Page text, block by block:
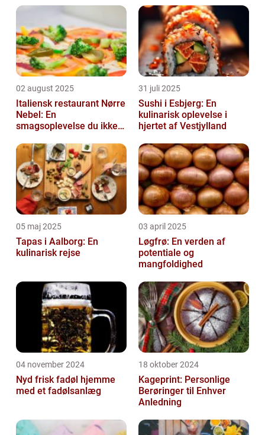
02 august 2025
Italiensk restaurant Nørre
Nebel: En
smagsoplevelse du ikke
31 juli 2025
Sushi i Esbjerg: En
kulinarisk oplevelse i
hjertet af Vestjylland
05 maj 2025
Tapas i Aalborg: En
kulinarisk rejse
03 april 2025
Løgfrø: En verden af
potentiale og
mangfoldighed
04 november 2024
Nyd frisk fadøl hjemme
med et fadølsanlæg
18 oktober 2024
Kageprint: Personlige
Berøringer til Enhver
Anledning